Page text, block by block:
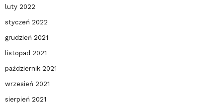
luty 2022
styczeń 2022
grudzień 2021
listopad 2021
październik 2021
wrzesień 2021
sierpień 2021